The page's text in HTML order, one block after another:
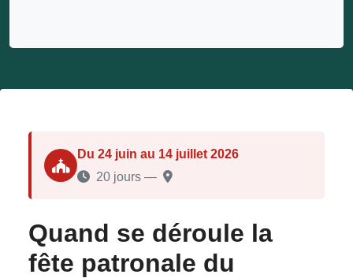
Du 24 juin au 14 juillet 2026
20 jours —
Quand se déroule la
fête patronale du